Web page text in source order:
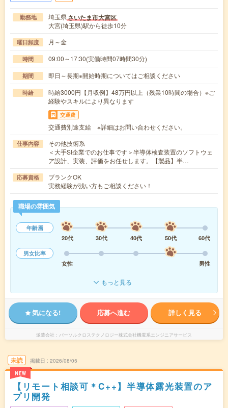
勤務地 埼玉県さいたま市大宮区
大宮(埼玉県)駅から徒歩10分
曜日頻度 月～金
時間 09:00～17:30(実働時間07時間30分)
期間 即日～長期※開始時期についてはご相談ください
時給
時給3000円【月収例】48万円以上（残業10時間の場合）※ご
経験やスキルにより異なります
交通費
交通費別途支給 ※詳細はお問い合わせください。
仕事内容
その他技術系
＜大手SI企業でのお仕事です＞半導体検査装置のソフトウェ
ア設計、実装、評価をお任せします。【製品】半…
応募資格
ブランクOK
実務経験が浅い方もご相談ください！
職場の雰囲気
年齢層
20代
30代 40代 50代
60代
男女比率
女性
男性
もっと見る
気になる! 応募へ進む 詳しく見る
派遣会社 パーソルクロステクノロジー株式会社機電系エンジニアサービス
未読
NEW
掲載日 2026/08/05
【リモート相談可＊C++】半導体露光装置のア
プリ開発